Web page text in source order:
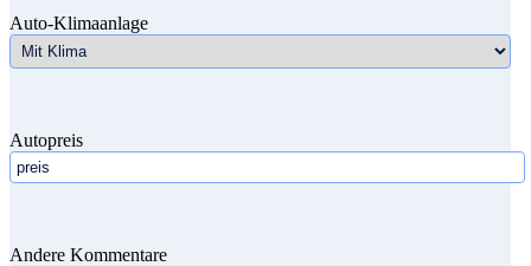
Auto-Klimaanlage
Autopreis
Andere Kommentare